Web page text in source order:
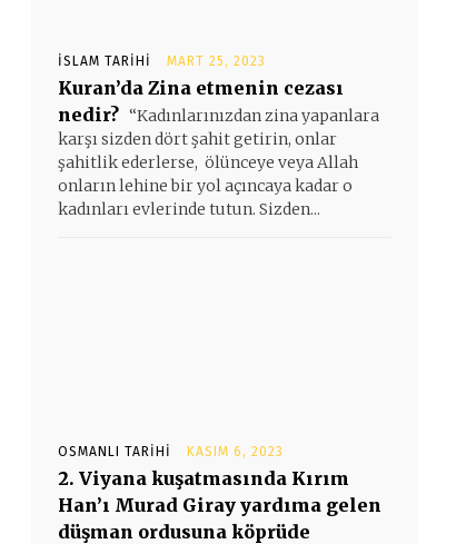
İSLAM TARIHI MART 25, 2023
Kuran’da Zina etmenin cezası
nedir? “Kadınlarınızdan zina yapanlara
karşı sizden dört şahit getirin, onlar
şahitlik ederlerse, ölünceye veya Allah
onların lehine bir yol açıncaya kadar o
kadınları evlerinde tutun. Sizden...
OSMANLI TARIHI KASIM 6, 2023
2. Viyana kuşatmasında Kırım
Han’ı Murad Giray yardıma gelen
düşman ordusuna köprüde